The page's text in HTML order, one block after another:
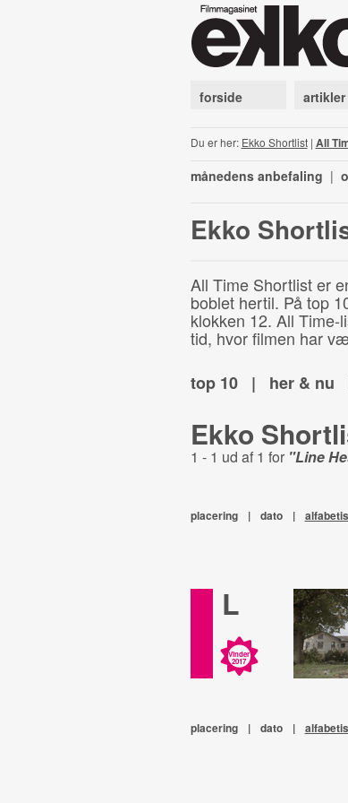
forside artikler
Du er her: Ekko Shortlist| All
månedens anbefaling |
Ekko
All Time Shortlist er
boblet hertil. På top
klokken 12. All Time-
tid, hvor filmen har
top 10
| her & nu
Ekko
1 - 1 ud af 1 for "Line
placering | dato |
L
Vinder
2017
placering | dato |